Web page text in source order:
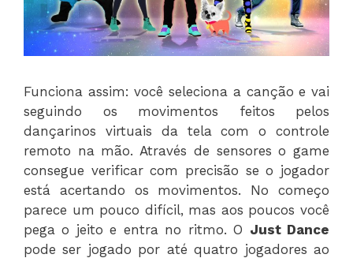
Funciona assim: você seleciona a canção e vai
seguindo os movimentos feitos pelos
dançarinos virtuais da tela com o controle
remoto na mão. Através de sensores o game
consegue verificar com precisão se o jogador
está acertando os movimentos. No começo
parece um pouco difícil, mas aos poucos você
pega o jeito e entra no ritmo. O Just Dance
pode ser jogado por até quatro jogadores ao